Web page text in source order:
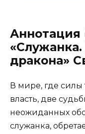
Аннотация
дракона»
В мире, где силы
власть, две
неожиданных
служанка,